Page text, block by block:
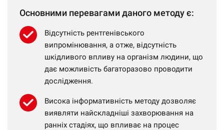
Основними перевагами даного методу є:
Відсутність рентгенівського
випромінювання, а отже, відсутність
шкідливого впливу на організм людини, що
дає можливість багаторазово проводити
дослідження.
Висока інформативність методу дозволяє
виявляти найскладніші захворювання на
ранніх стадіях, що впливає на процес